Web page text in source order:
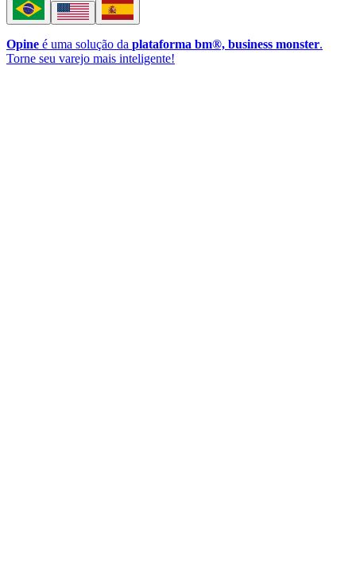
Opine é uma solução da plataforma bm®, business monster.
Torne seu varejo mais inteligente!